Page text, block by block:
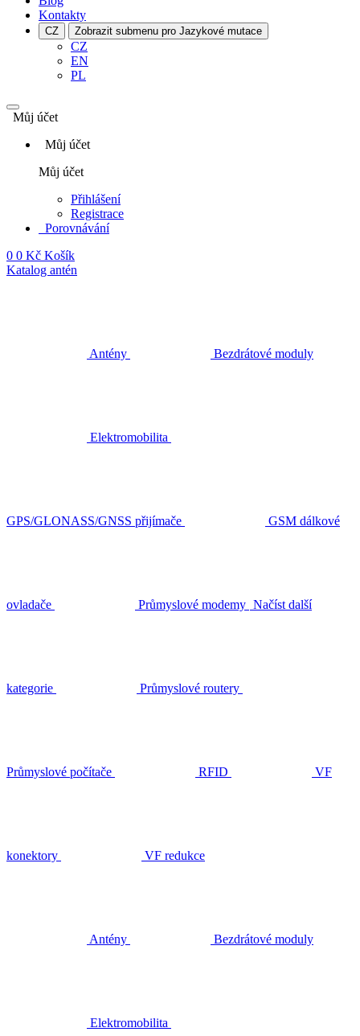
Kontakty
CZ Zobrazit submenu pro Jazykové mutace
CZ
EN
PL
Můj účet
Můj účet
Můj účet
Přihlášení
Registrace
Porovnávání
0 0 Kč Košík
Katalog antén
Antény Bezdrátové moduly
Elektromobilita
GPS/GLONASS/GNSS přijímače GSM dálkové
ovladače Průmyslové modemy Načíst další
kategorie Průmyslové routery
Průmyslové počítače RFID VF
konektory VF redukce
Antény Bezdrátové moduly
Elektromobilita